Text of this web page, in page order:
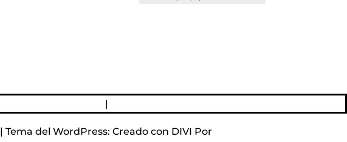
|
| Tema del WordPress: Creado con DIVI Por